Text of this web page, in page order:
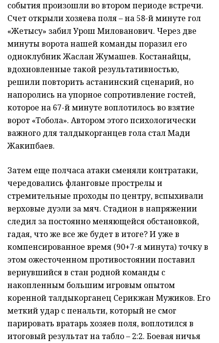
события произошли во втором периоде встречи.
Счет открыли хозяева поля – на 58-й минуте гол
«Жетысу» забил Урош Милованович. Через две
минуты ворота нашей команды поразил его
одноклубник Жаслан Жумашев. Костанайцы,
вдохновленные такой результативностью,
решили повторить астанинский сценарий, но
напоролись на упорное сопротивление гостей,
которое на 67-й минуте воплотилось во взятие
ворот «Тобола». Автором этого психологически
важного для талдыкорганцев гола стал Мади
Жакипбаев.
Затем еще полчаса атаки сменяли контратаки,
чередовались фланговые прострелы и
стремительные проходы по центру, вспыхивали
верховые дуэли за мяч. Стадион в напряжении
следил за постоянно меняющейся обстановкой,
гадая, что же все же будет в итоге? И уже в
компенсированное время (90+7-я минута) точку в
этом ожесточенном противостоянии поставил
вернувшийся в стан родной команды с
накопленным большим игровым опытом
коренной талдыкорганец Серикжан Мужиков. Его
меткий удар с пенальти, который не смог
парировать вратарь хозяев поля, воплотился в
итоговый результат на табло – 2:2. Боевая ничья